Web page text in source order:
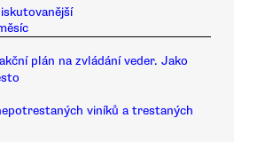
plán na zvládání veder. Jako
viníků a trestaných